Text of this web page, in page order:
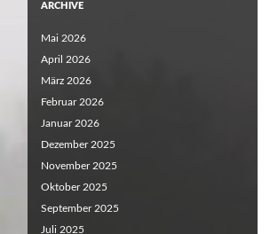
ARCHIVE
Mai 2026
April 2026
März 2026
Februar 2026
Januar 2026
Dezember 2025
November 2025
Oktober 2025
September 2025
Juli 2025